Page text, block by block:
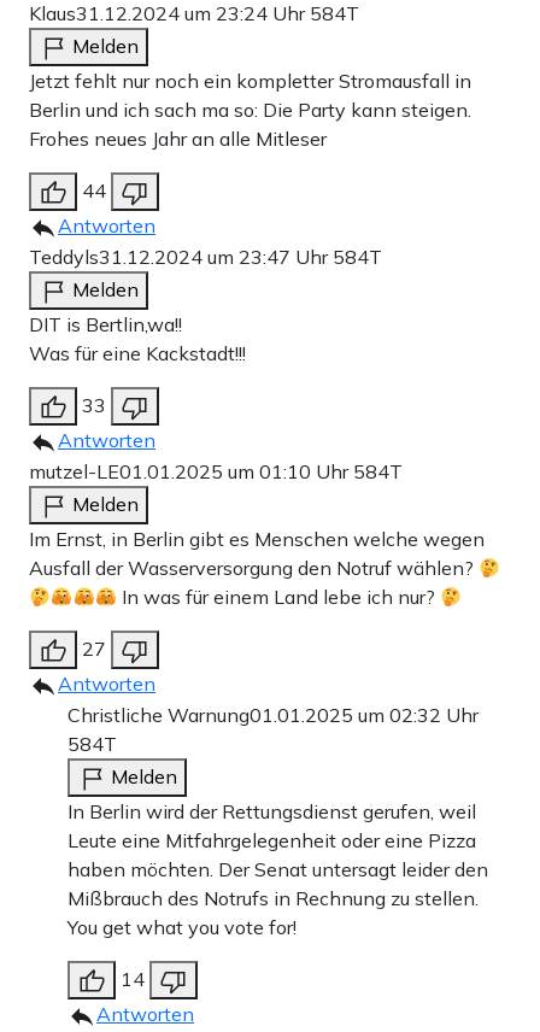
Klaus31.12.2024 um 23:24 Uhr 584T
Melden
Jetzt fehlt nur noch ein kompletter Stromausfall in
Berlin und ich sach ma so: Die Party kann steigen.
Frohes neues Jahr an alle Mitleser
44
Antworten
Teddyls31.12.2024 um 23:47 Uhr 584T
Melden
DIT is Bertlin,wa!!
Was für eine Kackstadt!!!
33
Antworten
mutzel-LE01.01.2025 um 01:10 Uhr 584T
Melden
Im Ernst, in Berlin gibt es Menschen welche wegen
Ausfall der Wasserversorgung den Notruf wählen?
In was für einem Land lebe ich nur?
27
Antworten
Christliche Warnung01.01.2025 um 02:32 Uhr
584T
Melden
In Berlin wird der Rettungsdienst gerufen, weil
Leute eine Mitfahrgelegenheit oder eine Pizza
haben möchten. Der Senat untersagt leider den
Mißbrauch des Notrufs in Rechnung zu stellen.
You get what you vote for!
14
Antworten